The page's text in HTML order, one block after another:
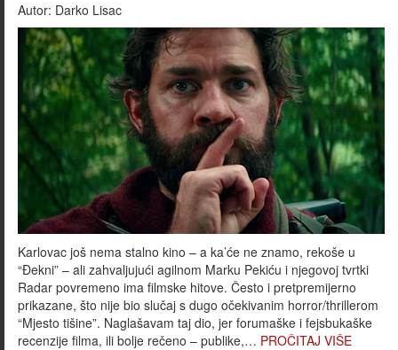
Autor: Darko Lisac
Karlovac još nema stalno kino – a ka’će ne znamo, rekoše u
“Đekni” – ali zahvaljujući agilnom Marku Pekiću i njegovoj tvrtki
Radar povremeno ima filmske hitove. Često i pretpremijerno
prikazane, što nije bio slučaj s dugo očekivanim horror/thrillerom
“Mjesto tišine”. Naglašavam taj dio, jer forumaške i fejsbukaške
recenzije filma, ili bolje rečeno – publike,… PROČITAJ VIŠE